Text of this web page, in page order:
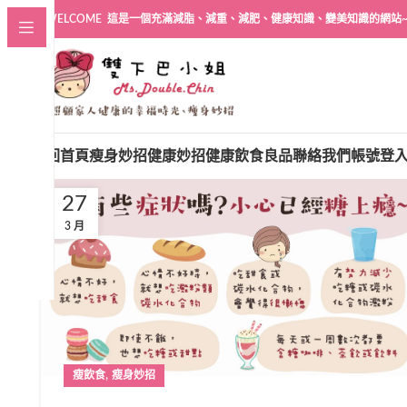
WELCOME 這是一個充滿減脂、減重、減肥、健康知識、變美知識的網站~
回首頁瘦身妙招健康妙招健康飲食良品聯絡我們帳號登
27
3 月
瘦飲食, 瘦身妙招